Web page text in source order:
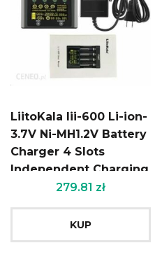
LiitoKala lii-600 Li-ion-
3.7V Ni-MH1.2V Battery
Charger 4 Slots
Independent Charging
Portable 18350 16340
279.81 zł
KUP